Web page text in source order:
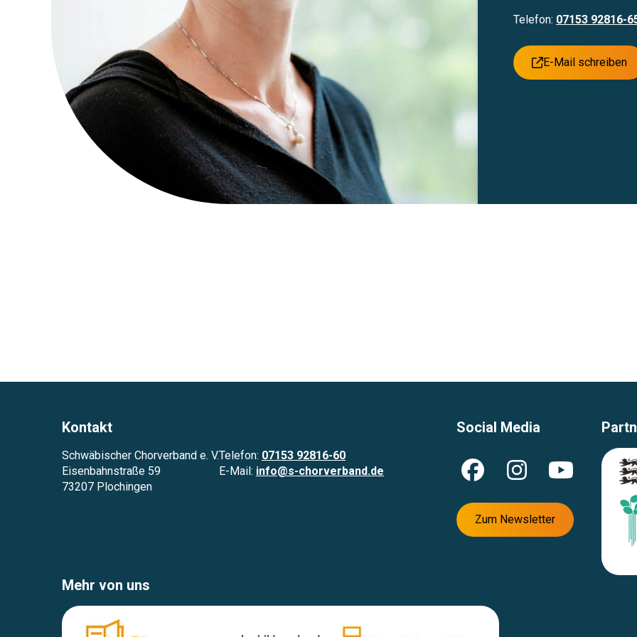
Telefon: 07153 92816-
E-Mail schreiben
Kontakt
Schwäbischer Chorverband e. V.
Eisenbahnstraße 59
73207 Plochingen
Telefon: 07153 92816-60
E-Mail: info@s-chorverband.de
Social Media
Zum Newsletter
Mehr von uns